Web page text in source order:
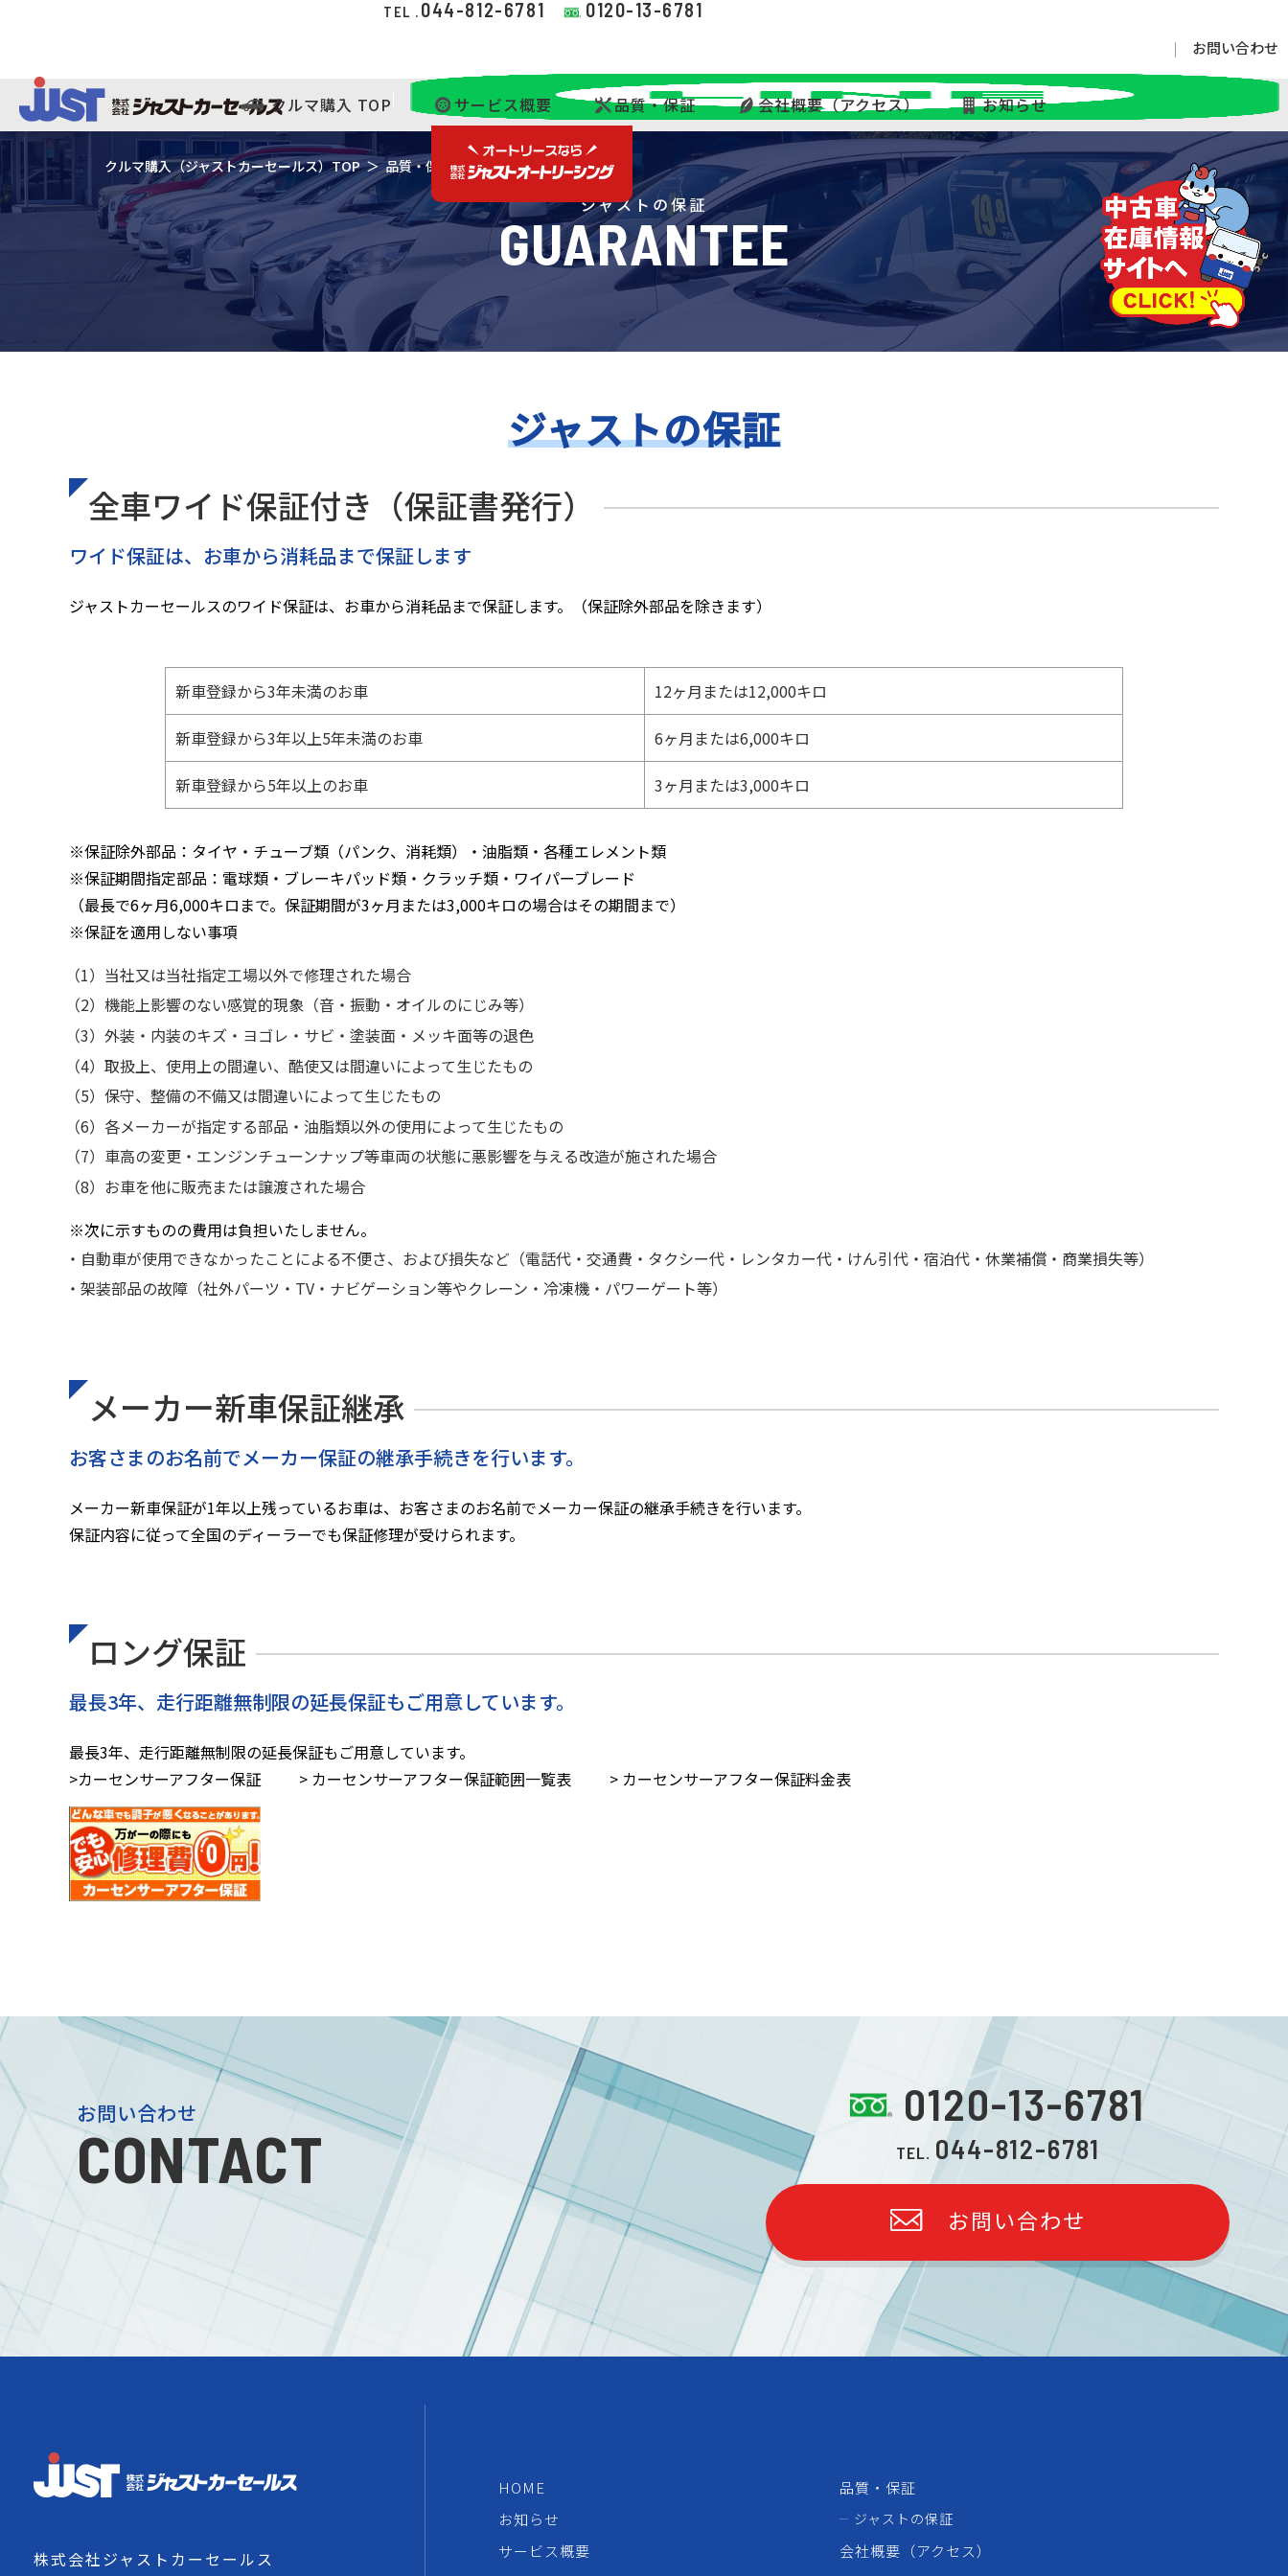
TEL . 044-812-6781 0120-13-6781
お問い合わせ
クルマ購入 TOP サービス概要 品質・保証 会社概要（アクセス） お知らせ
ジャストの保証
GUARANTEE
クルマ購入（ジャストカーセールス）TOP＞品質・保証＞ジャストの保証
ジャストの保証
全⾞ワイド保証付き（保証書発⾏）
ワイド保証は、お車から消耗品まで保証します
ジャストカーセールスのワイド保証は、お車から消耗品まで保証します。（保証除外部品を除きます）
新車登録から3年未満のお車 12ヶ月または12,000キロ
新車登録から3年以上5年未満のお車 6ヶ月または6,000キロ
新車登録から5年以上のお車 3ヶ月または3,000キロ
※保証除外部品：タイヤ・チューブ類（パンク、消耗類）・油脂類・各種エレメント類
※保証期間指定部品：電球類・ブレーキパッド類・クラッチ類・ワイパーブレード
（最⻑で6ヶ⽉6,000キロまで。保証期間が3ヶ⽉または3,000キロの場合はその期間まで）
※保証を適⽤しない事項
（1）当社⼜は当社指定⼯場以外で修理された場合
（2）機能上影響のない感覚的現象（⾳・振動・オイルのにじみ等）
（3）外装・内装のキズ・ヨゴレ・サビ・塗装⾯・メッキ⾯等の退⾊
（4）取扱上、使⽤上の間違い、酷使⼜は間違いによって⽣じたもの
（5）保守、整備の不備⼜は間違いによって⽣じたもの
（6）各メーカーが指定する部品・油脂類以外の使⽤によって⽣じたもの
（7）⾞⾼の変更・エンジンチューンナップ等⾞両の状態に悪影響を与える改造が施された場合
（8）お⾞を他に販売または譲渡された場合
※次に⽰すものの費⽤は負担いたしません。
・⾃動⾞が使⽤できなかったことによる不便さ、および損失など（電話代・交通費・タクシー代・レンタカー代・けん引代・宿泊代・休業補償・商業損失等）
・架装部品の故障（社外パーツ・TV・ナビゲーション等やクレーン・冷凍機・パワーゲート等）
メーカー新⾞保証継承
お客さまのお名前でメーカー保証の継承手続きを行います。
メーカー新車保証が1年以上残っているお車は、お客さまのお名前でメーカー保証の継承手続きを行います。
保証内容に従って全国のディーラーでも保証修理が受けられます。
ロング保証
最⻑3年、⾛⾏距離無制限の延⻑保証もご⽤意しています。
最長3年、走行距離無制限の延長保証もご用意しています。
>カーセンサーアフター保証
> カーセンサーアフター保証範囲⼀覧表 > カーセンサーアフター保証料⾦表
お問い合わせ
CONTACT
0120-13-6781
TEL. 044-812-6781
お問い合わせ
株式会社ジャストカーセールス
HOME
お知らせ
サービス概要
品質・保証
ジャストの保証
会社概要（アクセス）